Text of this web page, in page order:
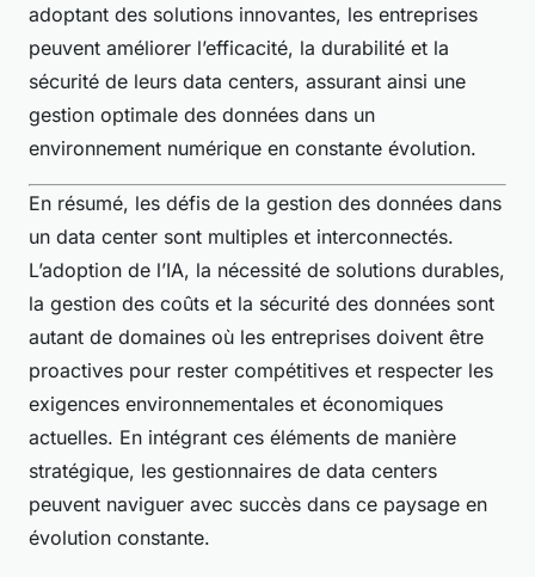
adoptant des solutions innovantes, les entreprises
peuvent améliorer l’efficacité, la durabilité et la
sécurité de leurs data centers, assurant ainsi une
gestion optimale des données dans un
environnement numérique en constante évolution.
En résumé, les défis de la gestion des données dans
un data center sont multiples et interconnectés.
L’adoption de l’IA, la nécessité de solutions durables,
la gestion des coûts et la sécurité des données sont
autant de domaines où les entreprises doivent être
proactives pour rester compétitives et respecter les
exigences environnementales et économiques
actuelles. En intégrant ces éléments de manière
stratégique, les gestionnaires de data centers
peuvent naviguer avec succès dans ce paysage en
évolution constante.